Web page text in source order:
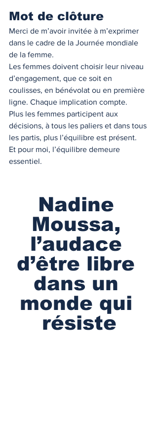
Mot de clôture
Merci de m’avoir invitée à m’exprimer
dans le cadre de la Journée mondiale
de la femme.
Les femmes doivent choisir leur niveau
d’engagement, que ce soit en
coulisses, en bénévolat ou en première
ligne. Chaque implication compte.
Plus les femmes participent aux
décisions, à tous les paliers et dans tous
les partis, plus l’équilibre est présent.
Et pour moi, l’équilibre demeure
essentiel.
Nadine
Moussa,
l’audace
d’être libre
dans un
monde qui
résiste